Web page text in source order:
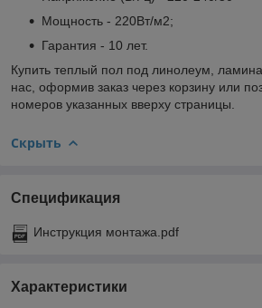
Мощность - 220Вт/м2;
Гарантия - 10 лет.
Купить теплый пол под линолеум,
нас, оформив заказ через корзину или
номеров указанных вверху страницы.
Скрыть
Спецификация
Инструкция монтажа.pdf
Характеристики